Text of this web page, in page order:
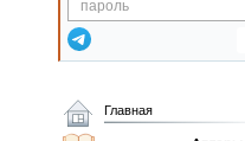
Главная